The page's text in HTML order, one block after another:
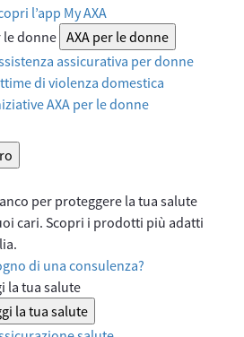
l’app My AXA
le donne AXA per le donne
assicurativa per donne
di violenza domestica
AXA per le donne
per proteggere la tua salute
cari. Scopri i prodotti più adatti
di una consulenza?
la tua salute
la tua salute